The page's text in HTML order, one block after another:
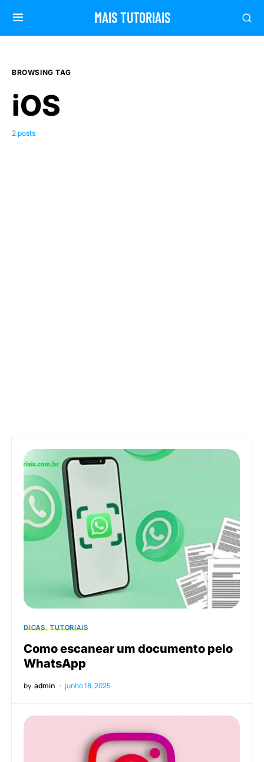
MAIS TUTORIAIS
BROWSING TAG
iOS
2 posts
DICAS TUTORIAIS
Como escanear um documento pelo
WhatsApp
by admin junho 18, 2025